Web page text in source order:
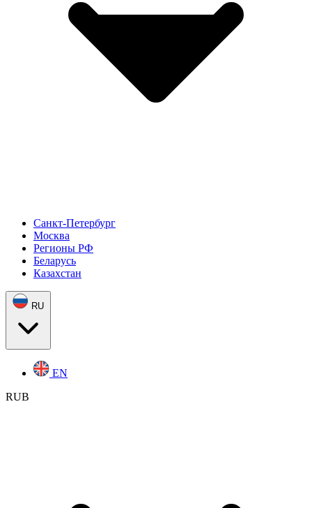
Санкт-Петербург
Москва
Регионы РФ
Беларусь
Казахстан
RU
EN
RUB